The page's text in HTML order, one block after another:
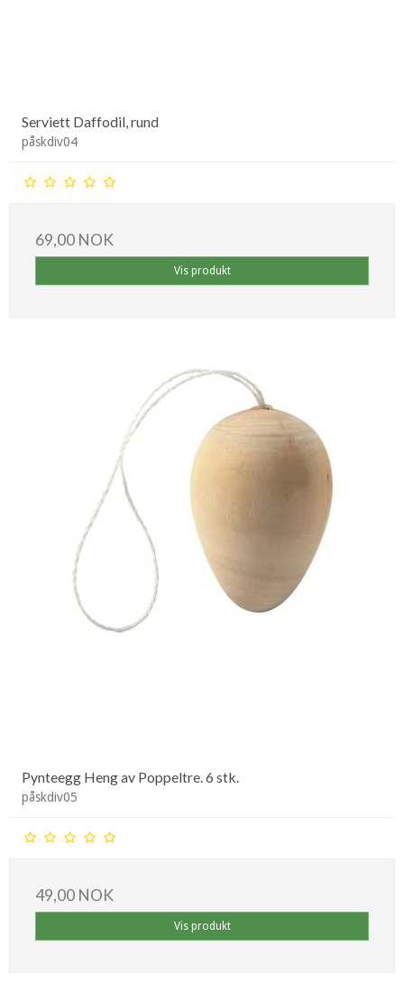
Serviett Daffodil, rund
påskdiv04
69,00 NOK
Vis produkt
Pynteegg Heng av Poppeltre. 6 stk.
påskdiv05
49,00 NOK
Vis produkt